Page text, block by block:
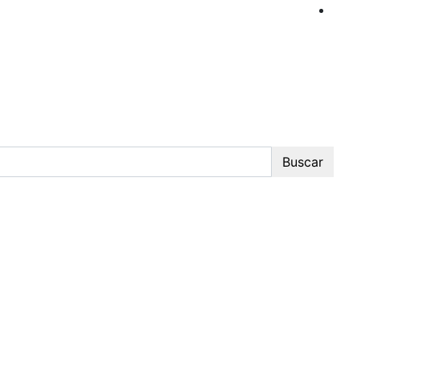
Buscar